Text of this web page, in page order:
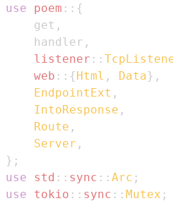
use
poem :: {
    get
,
    handler
,
listener ::
web :: {Html , Data} ,
EndpointExt ,
IntoResponse ,
Route ,
Server ,
} ;
use
std :: sync :: Arc ;
use
tokio :: sync :: Mutex ;